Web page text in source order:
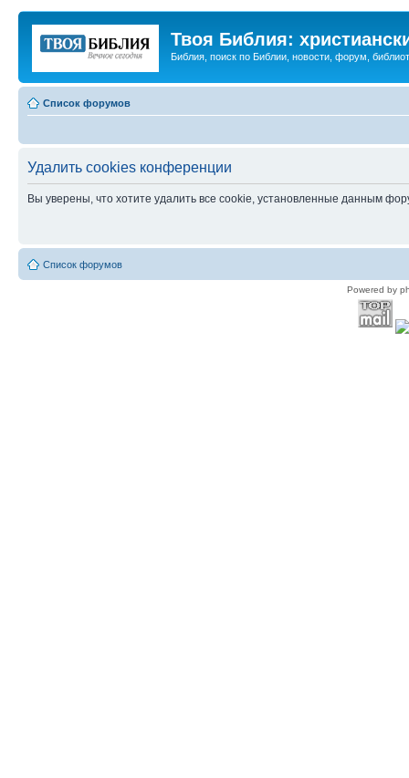
Твоя Библия:
Библия, поиск по Библии, новости, форум,
Список форумов
Удалить cookies конференции
Вы уверены, что хотите удалить все cookie, установленные данным
Список форумов
Powered by